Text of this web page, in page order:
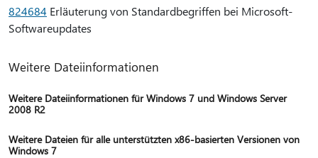
824684 Erläuterung von Standardbegriffen bei Microsoft-
Softwareupdates
Weitere Dateiinformationen
Weitere Dateiinformationen für Windows 7 und Windows Server
2008 R2
Weitere Dateien für alle unterstützten x86-basierten Versionen von
Windows 7